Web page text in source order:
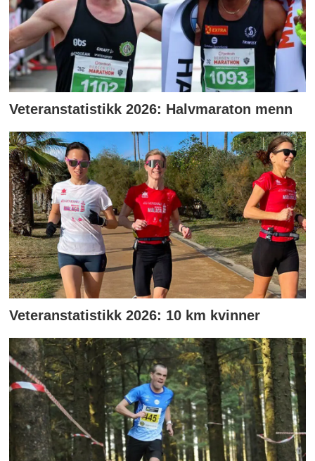
Veteranstatistikk 2026: Halvmaraton menn
Veteranstatistikk 2026: 10 km kvinner